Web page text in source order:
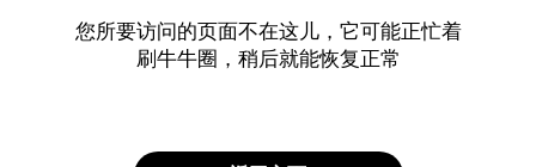
您所要访问的页面不在这儿，它可能正忙着
刷牛牛圈，稍后就能恢复正常